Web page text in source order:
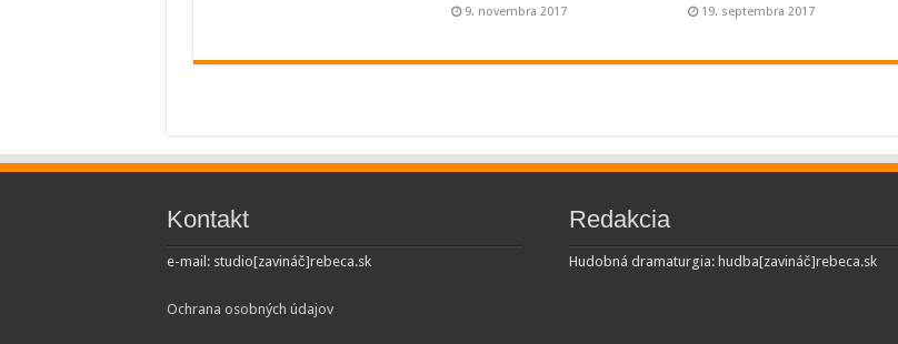
9. novembra 2017 19. septembra 2017
Kontakt
e-mail: studio[zavináč]rebeca.sk
Ochrana osobných údajov
Redakcia
Hudobná dramaturgia: hudba[zavináč]rebeca.sk